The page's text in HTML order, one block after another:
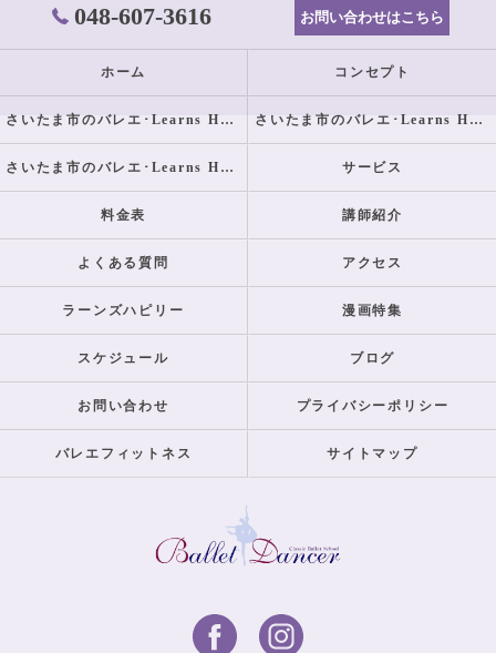
048-607-3616 お問い合わせはこちら
ホーム コンセプト
さいたま市のバレエ･Learns Happilyの口コミ情報 さいたま市のバレエ･Learns Happilyの評判
さいたま市のバレエ･Learns Happilyのお客様の声 サービス
料金表 講師紹介
よくある質問 アクセス
ラーンズハピリー 漫画特集
スケジュール ブログ
お問い合わせ プライバシーポリシー
バレエフィットネス サイトマップ